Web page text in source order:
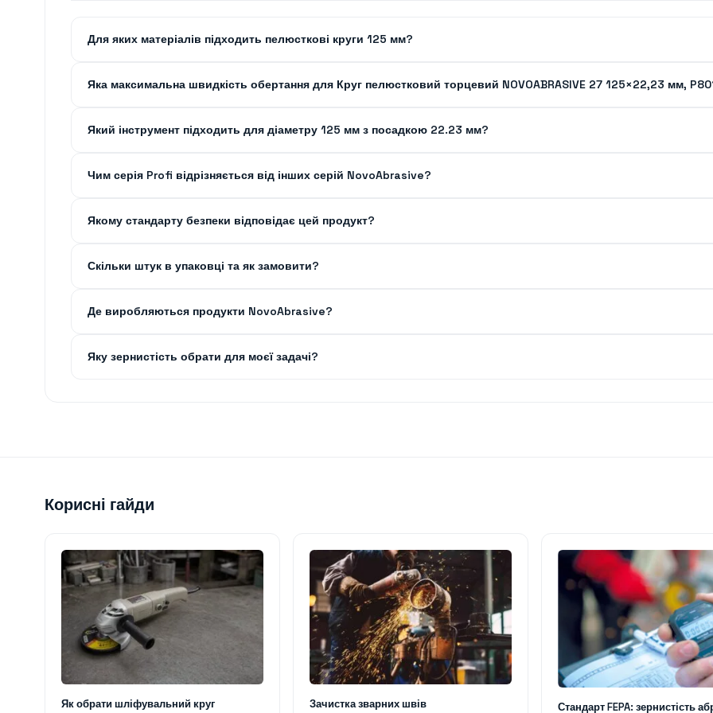
Для яких матеріалів підходить пелюсткові круги 125 мм?
Яка максимальна швидкість обертання для Круг пелюстковий торцевий NOVOABRASIVE 27 125×22,23 мм,
Який інструмент підходить для діаметру 125 мм з посадкою 22.23 мм?
Чим серія Profi відрізняється від інших серій NovoAbrasive?
Якому стандарту безпеки відповідає цей продукт?
Скільки штук в упаковці та як замовити?
Де виробляються продукти NovoAbrasive?
Яку зернистість обрати для моєї задачі?
Корисні гайди
Як обрати шліфувальний круг Зачистка зварних швів Стандарт FEPA: зернистість